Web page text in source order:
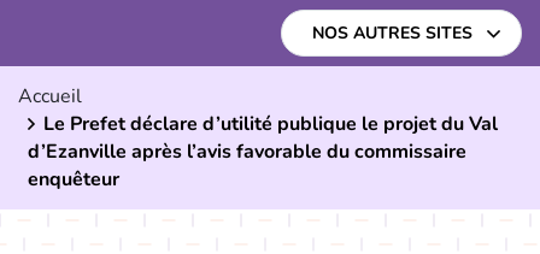
la
navigation
contenu
pied
de
page
NOS AUTRES SITES
Accueil
Le Prefet déclare d’utilité publique le projet du Val
d’Ezanville après l’avis favorable du commissaire
enquêteur